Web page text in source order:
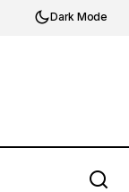
Dark Mode